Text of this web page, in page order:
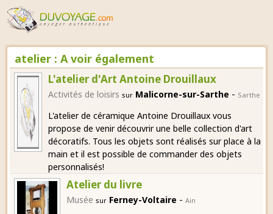
atelier : A voir également
L'atelier d'Art Antoine Drouillaux
Activités de loisirs sur Malicorne-sur-Sarthe - Sarthe
L'atelier de céramique Antoine Drouillaux vous
propose de venir découvrir une belle collection d'art
décoratifs. Tous les objets sont réalisés sur place à la
main et il est possible de commander des objets
personnalisés!
Atelier du livre
Musée sur Ferney-Voltaire - Ain